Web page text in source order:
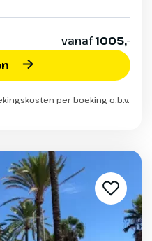
vanaf1005,-
per boeking o.b.v.